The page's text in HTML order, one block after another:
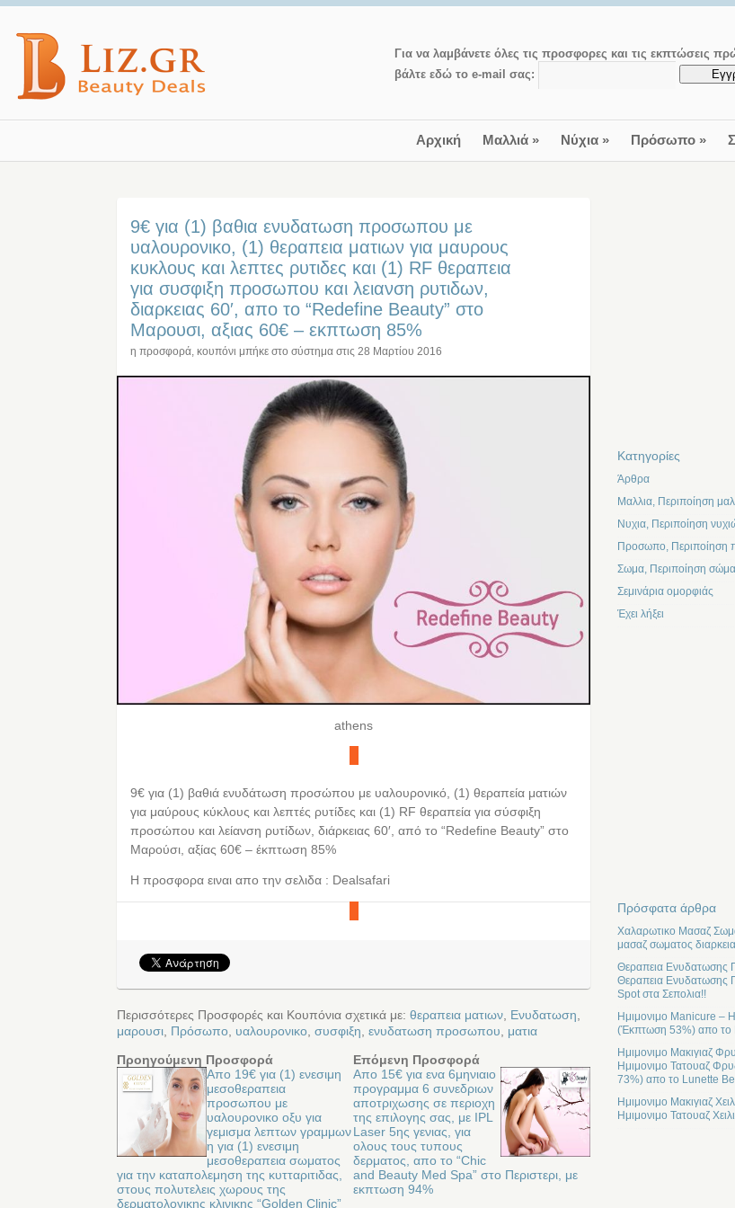
Για να λαμβάνετε όλες τις προσφορες και τις εκπτώσεις
βάλτε εδώ το e-mail σας:
Αρχική Μαλλιά» Νύχια» Πρόσωπο»
9€ για (1) βαθια ενυδατωση προσωπου με
υαλουρονικο, (1) θεραπεια ματιων για μαυρους
κυκλους και λεπτες ρυτιδες και (1) RF θεραπεια
για συσφιξη προσωπου και λειανση ρυτιδων,
διαρκειας 60′, απο το “Redefine Beauty” στο
Μαρουσι, αξιας 60€ – εκπτωση 85%
η προσφορά, κουπόνι μπήκε στο σύστημα στις28 Μαρτίου 2016
athens
9€ για (1) βαθιά ενυδάτωση προσώπου με υαλουρονικό, (1) θεραπεία ματιών
για μαύρους κύκλους και λεπτές ρυτίδες και (1) RF θεραπεία για σύσφιξη
προσώπου και λείανση ρυτίδων, διάρκειας 60′, από το “Redefine Beauty” στο
Μαρούσι, αξίας 60€ – έκπτωση 85%
Η προσφορα ειναι απο την σελιδα : Dealsafari
Περισσότερες Προσφορές και Κουπόνια σχετικά με: θεραπεια ματιων, Ενυδατωση
μαρουσι, Πρόσωπο, υαλουρονικο, συσφιξη ενυδατωση προσωπου
ματια
Προηγούμενη Προσφορά
Απο 19€ για (1) ενεσιμη
μεσοθεραπεια
προσωπου με
υαλουρονικο οξυ για
γεμισμα λεπτων γραμμων
η για (1) ενεσιμη
μεσοθεραπεια σωματος
για την καταπολεμηση της κυτταριτιδας,
στους πολυτελεις χωρους της
δερματολογικης κλινικης “Golden Clinic”
Επόμενη Προσφορά
Απο 15€ για ενα 6μηνιαιο
προγραμμα 6 συνεδριων
αποτριχωσης σε περιοχη
της επιλογης σας, με IPL
Laser 5ης γενιας, για
ολους τους τυπους
δερματος, απο το “Chic
and Beauty Med Spa” στο Περιστερι, με
εκπτωση 94%
Kατηγορίες
Άρθρα
Μαλλια, Περιποίηση
Νυχια, Περιποίηση
Προσωπο, Περιποίηση
Σωμα, Περιποίηση
Σεμινάρια ομορφιάς
Έχει λήξει
Πρόσφατα άρθρα
Χαλαρωτικο Μασαζ
μασαζ σωματος
Θεραπεια Ενυδατωσης
Θεραπεια Ενυδατωσης
Spot στα Σεπολια!!
Ημιμονιμο Manicure –
(Έκπτωση 53%) απο το
Ημιμονιμο Μακιγιαζ
Ημιμονιμο Τατουαζ
73%) απο το Lunette
Ημιμονιμο Μακιγιαζ
Ημιμονιμο Τατουαζ